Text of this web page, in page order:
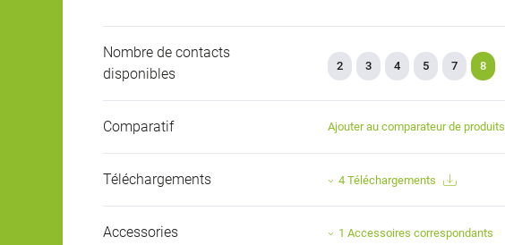
Nombre de contacts
disponibles
2 3 4 5 7 8
Comparatif Ajouter au comparateur de produits
Téléchargements 4 Téléchargements
Accessories 1 Accessoires correspondants